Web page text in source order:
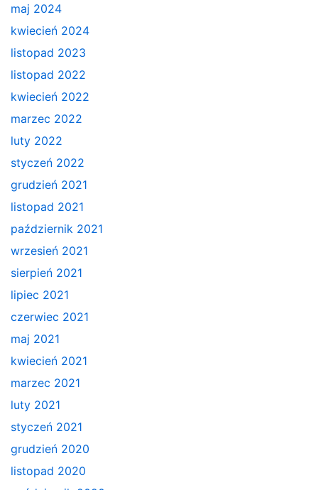
maj 2024
kwiecień 2024
listopad 2023
listopad 2022
kwiecień 2022
marzec 2022
luty 2022
styczeń 2022
grudzień 2021
listopad 2021
październik 2021
wrzesień 2021
sierpień 2021
lipiec 2021
czerwiec 2021
maj 2021
kwiecień 2021
marzec 2021
luty 2021
styczeń 2021
grudzień 2020
listopad 2020